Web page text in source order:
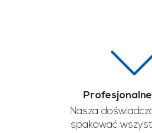
Nasza
spakować